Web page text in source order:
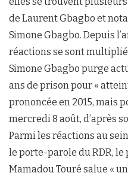
de Laurent Gbagbo et
Simone Gbagbo. Depuis
réactions se sont
Simone Gbagbo purge
ans de prison pour «
prononcée en 2015, mais
mercredi 8 août, d’après
Parmi les réactions au
le porte-parole du RDR, le
Mamadou Touré salue «